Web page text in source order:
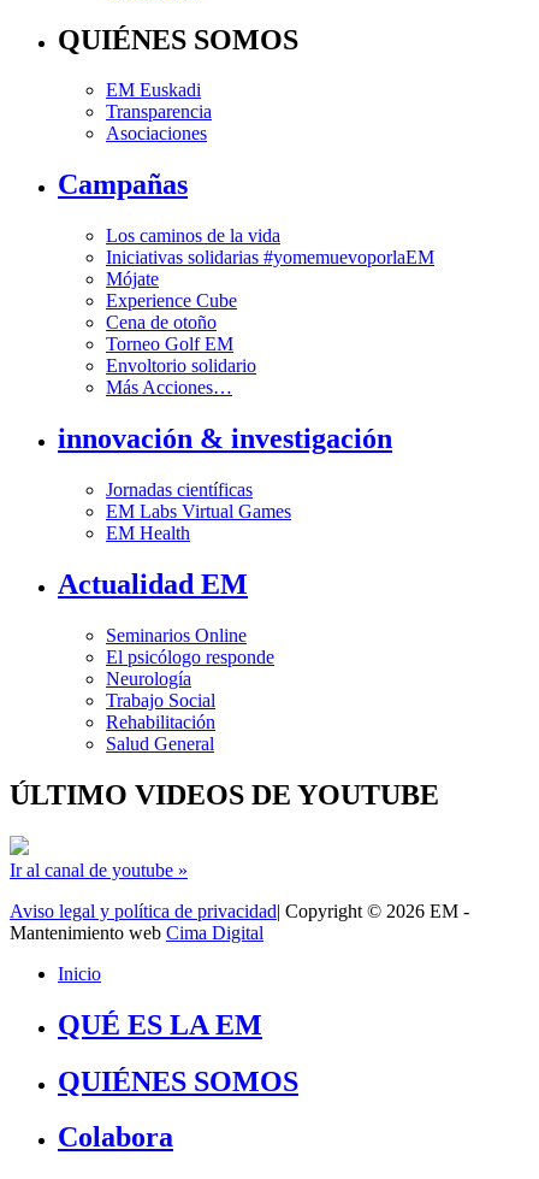
QUIÉNES SOMOS
EM Euskadi
Transparencia
Asociaciones
Campañas
Los caminos de la vida
Iniciativas solidarias #yomemuevoporlaEM
Mójate
Experience Cube
Cena de otoño
Torneo Golf EM
Envoltorio solidario
Más Acciones…
innovación & investigación
Jornadas científicas
EM Labs Virtual Games
EM Health
Actualidad EM
Seminarios Online
El psicólogo responde
Neurología
Trabajo Social
Rehabilitación
Salud General
ÚLTIMO VIDEOS DE YOUTUBE
Ir al canal de youtube »
Aviso legal y política de privacidad| Copyright © 2026 EM -
Mantenimiento web Cima Digital
Inicio
QUÉ ES LA EM
QUIÉNES SOMOS
Colabora